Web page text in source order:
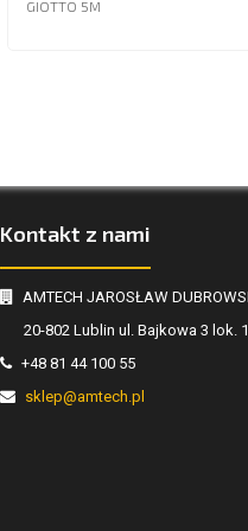
GIOTTO 5M
Kontakt z nami
AMTECH JAROSŁAW
20-802 Lublin ul. Bajkowa 3 lok. 1
+48 81 44 100 55
sklep@amtech.pl